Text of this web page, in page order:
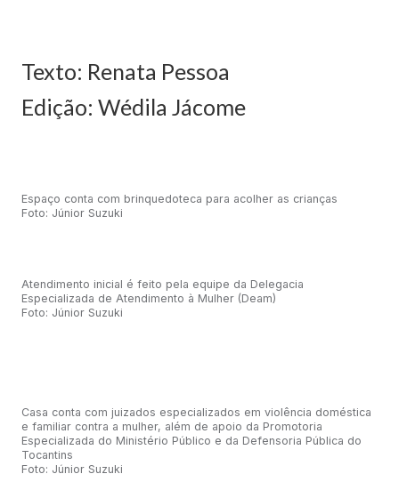
Texto: Renata Pessoa
Edição: Wédila Jácome
Espaço conta com brinquedoteca para acolher as crianças
Foto: Júnior Suzuki
Atendimento inicial é feito pela equipe da Delegacia
Especializada de Atendimento à Mulher (Deam)
Foto: Júnior Suzuki
Casa conta com juizados especializados em violência doméstica
e familiar contra a mulher, além de apoio da Promotoria
Especializada do Ministério Público e da Defensoria Pública do
Tocantins
Foto: Júnior Suzuki